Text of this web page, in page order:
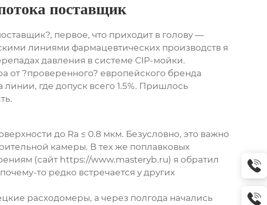
поставщик
первое, что приходит в голову —
линиями фармацевтических производств я
давления в системе CIP-мойки.
от ?проверенного? европейского бренда
где допуск всего 1.5%. Пришлось
до Ra ≤ 0.8 мкм. Безусловно, это важно
камеры. В тех же поплавковых
(сайт https://www.masteryb.ru) я обратил
то редко встречается у других
расходомеры, а через полгода начались